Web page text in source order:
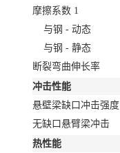
摩擦系数 1
与钢 - 动态
与钢 - 静态
断裂弯曲伸长率
冲击性能
悬壁梁缺口冲击强度
无缺口悬臂梁冲击
热性能